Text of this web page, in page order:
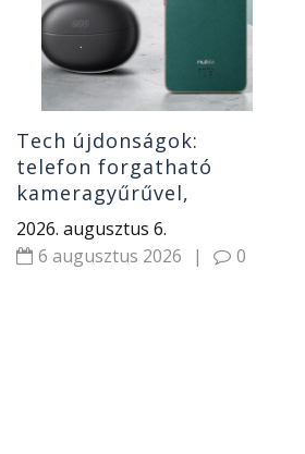
Tech újdonságok:
telefon forgatható
kameragyűrűvel,
klipszes fülhallgatók
olcsó riválisa és
hordozható monitor
2026. augusztus 6.
6 augusztus 2026
| 0